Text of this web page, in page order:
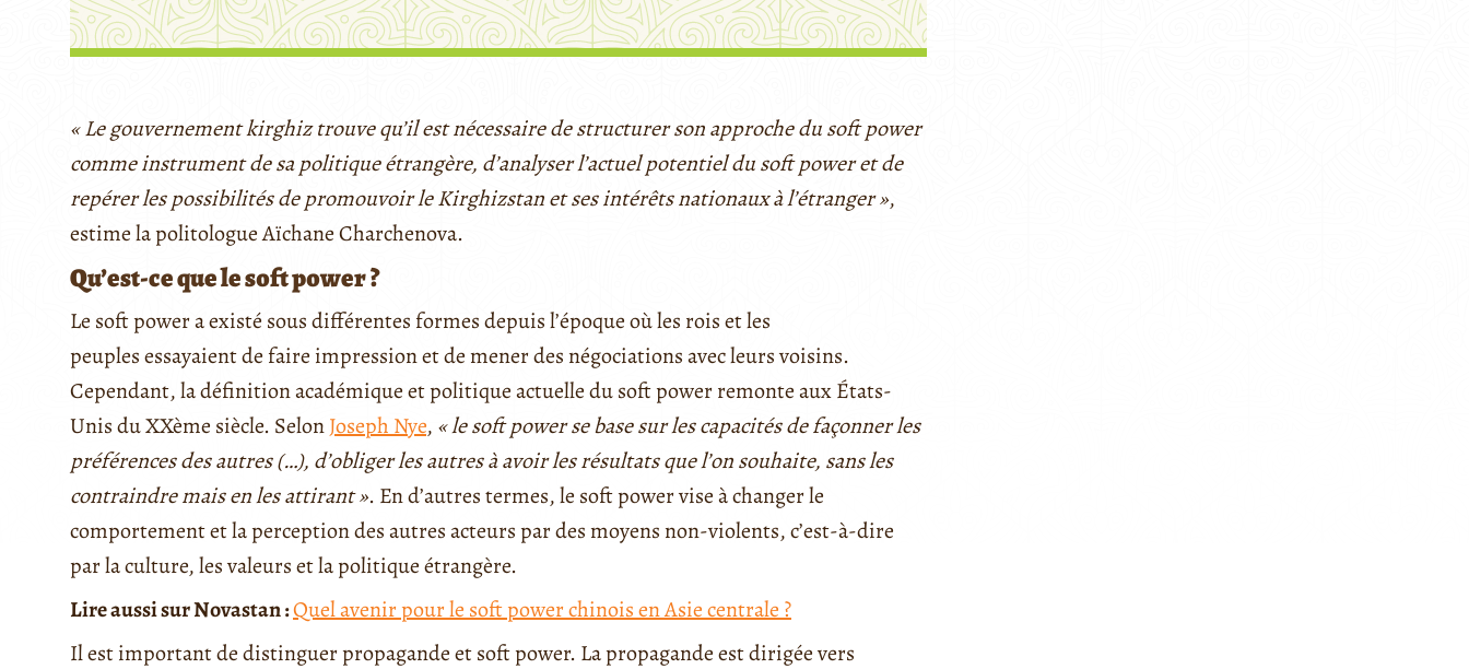
« Le gouvernement kirghiz trouve qu’il est nécessaire de structurer son approche du soft power
comme instrument de sa politique étrangère, d’analyser l’actuel potentiel du soft power et de
repérer les possibilités de promouvoir le Kirghizstan et ses intérêts nationaux à l’étranger »,
estime la politologue Aïchane Charchenova.
Qu’est-ce que le soft power ?
Le soft power a existé sous différentes formes depuis l’époque où les rois et les
peuples essayaient de faire impression et de mener des négociations avec leurs voisins.
Cependant, la définition académique et politique actuelle du soft power remonte aux États-
Unis du XXème siècle. SelonJoseph Nye, « le soft power se base sur les capacités de façonner les
préférences des autres (…), d’obliger les autres à avoir les résultats que l’on souhaite, sans les
contraindre mais en les attirant ». En d’autres termes, le soft power vise à changer le
comportement et la perception des autres acteurs par des moyens non-violents, c’est-à-dire
par la culture, les valeurs et la politique étrangère.
Lire aussi sur Novastan :Quel avenir pour le soft power chinois en Asie centrale ?
Il est important de distinguer propagande et soft power. La propagande est dirigée vers